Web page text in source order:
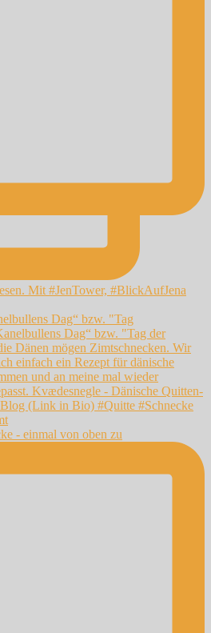
Dag“ bzw. "Tag
- einmal von oben zu